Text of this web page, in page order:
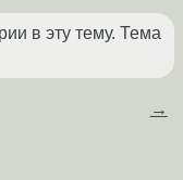
в эту тему. Тема
→